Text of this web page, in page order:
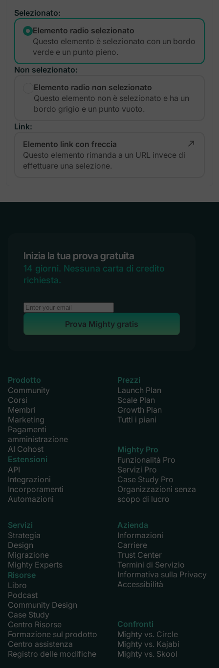
Selezionato:
Elemento radio selezionato
Questo elemento è selezionato con un bordo
verde e un punto pieno.
Non selezionato:
Elemento radio non selezionato
Questo elemento non è selezionato e ha un
bordo grigio e un punto vuoto.
Link:
Elemento link con freccia
Questo elemento rimanda a un URL invece di
effettuare una selezione.
Inizia la tua prova gratuita
14 giorni. Nessuna carta di credito
richiesta.
Prova Mighty gratis
Prodotto
Community
Corsi
Membri
Marketing
Pagamenti
amministrazione
AI Cohost
Estensioni
API
Integrazioni
Incorporamenti
Automazioni
Prezzi
Launch Plan
Scale Plan
Growth Plan
Tutti i piani
Mighty Pro
Funzionalità Pro
Servizi Pro
Case Study Pro
Organizzazioni senza
scopo di lucro
Servizi
Strategia
Design
Migrazione
Mighty Experts
Risorse
Libro
Podcast
Community Design
Case Study
Centro Risorse
Formazione sul prodotto
Centro assistenza
Registro delle modifiche
Azienda
Informazioni
Carriere
Trust Center
Termini di Servizio
Informativa sulla Privacy
Accessibilità
Confronti
Mighty vs. Circle
Mighty vs. Kajabi
Mighty vs. Skool